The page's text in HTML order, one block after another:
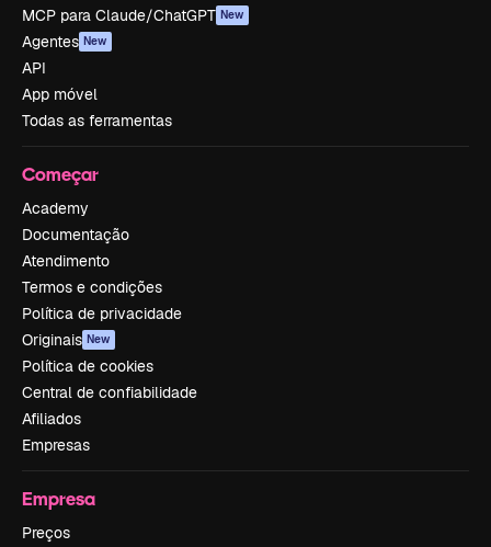
MCP para Claude/ChatGPT New
Agentes New
API
App móvel
Todas as ferramentas
Começar
Academy
Documentação
Atendimento
Termos e condições
Política de privacidade
Originais New
Política de cookies
Central de confiabilidade
Afiliados
Empresas
Empresa
Preços